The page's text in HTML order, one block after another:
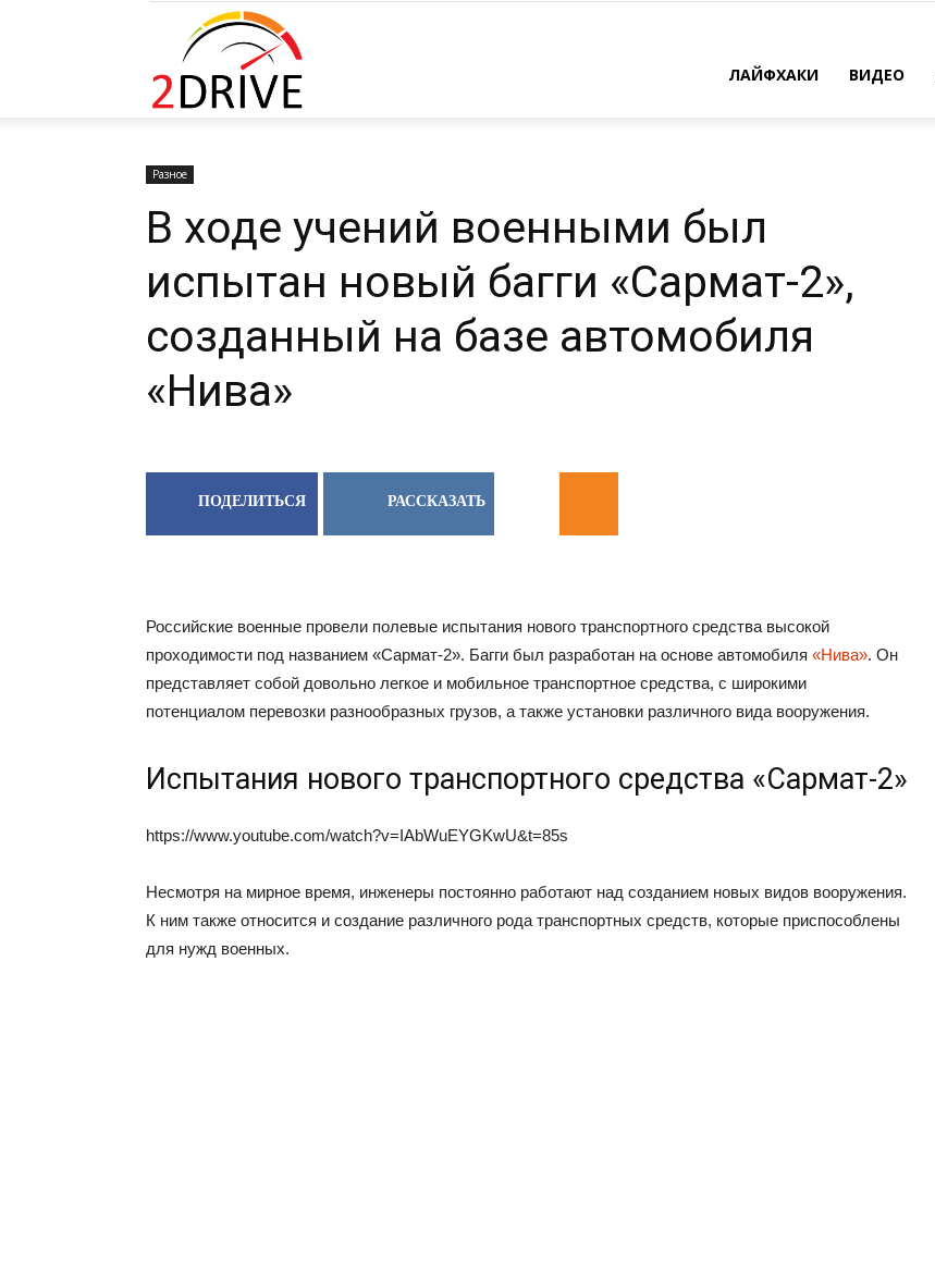
ЛАЙФХАКИ ВИДЕО
Разное
В ходе учений военными был
испытан новый багги «Сармат-2»,
созданный на базе автомобиля
«Нива»
ПОДЕЛИТЬСЯ РАССКАЗАТЬ
Российские военные провели полевые испытания нового транспортного средства высокой
проходимости под названием «Сармат-2». Багги был разработан на основе автомобиля «Нива». Он
представляет собой довольно легкое и мобильное транспортное средства, с широкими
потенциалом перевозки разнообразных грузов, а также установки различного вида вооружения.
Испытания нового транспортного средства «Сармат-2»
https://www.youtube.com/watch?v=IAbWuEYGKwU&t=85s
Несмотря на мирное время, инженеры постоянно работают над созданием новых видов вооружения.
К ним также относится и создание различного рода транспортных средств, которые приспособлены
для нужд военных.